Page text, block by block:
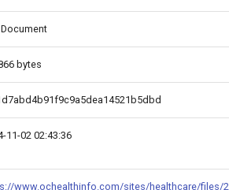
Document
bytes
11-02 02:43:36
www.ochealthinfo.com/sites/healthcare/files/